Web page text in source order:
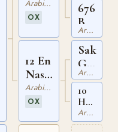
ox Arabiskt Fullblod
OX
12 En
Nasira
ox Arabiskt Fullblod
OX
676
Banane
oxArabiskt Fullblod
Saklavy
Gidran
oxArabiskt Fullblod
10
Hadbe
Ez
Zeebie
Arabiskt Fullblod